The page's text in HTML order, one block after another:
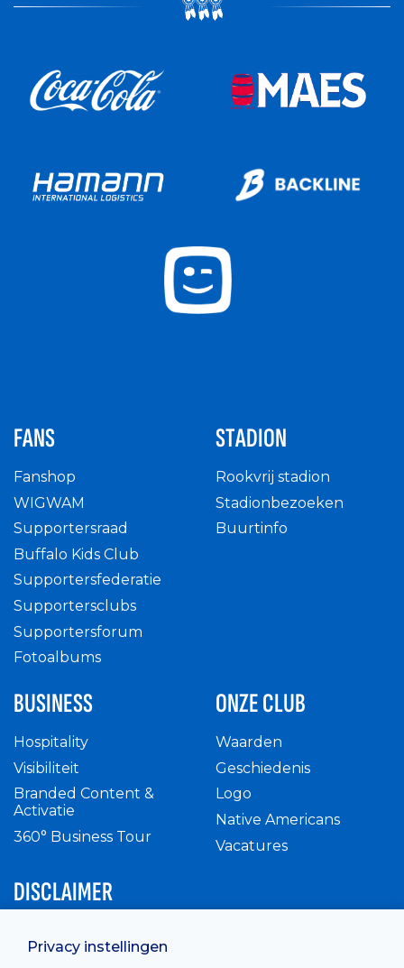
Privacy instellingen
FANS
Fanshop
WIGWAM
Supportersraad
Buffalo Kids Club
Supportersfederatie
Supportersclubs
Supportersforum
Fotoalbums
STADION
Rookvrij stadion
Stadionbezoeken
Buurtinfo
BUSINESS
Hospitality
Visibiliteit
Branded Content &
Activatie
360° Business Tour
ONZE CLUB
Waarden
Geschiedenis
Logo
Native Americans
Vacatures
DISCLAIMER
Privacy Policy